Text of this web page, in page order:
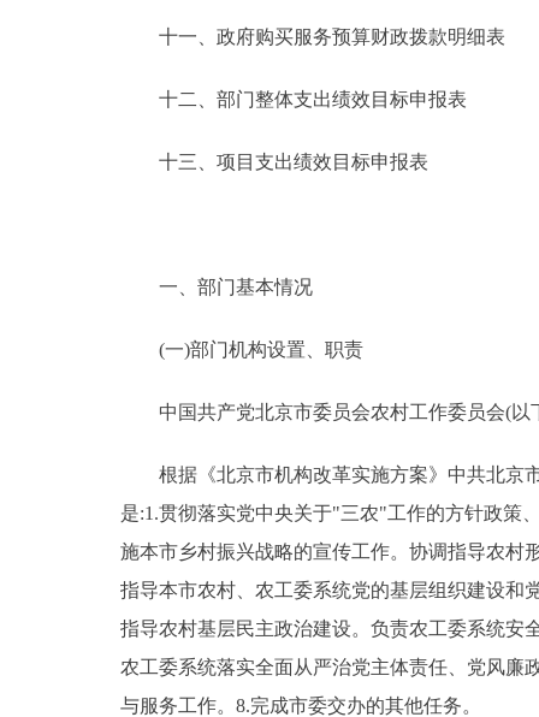
十一、政府购买服务预算财政拨款明细表
十二、部门整体支出绩效目标申报表
十三、项目支出绩效目标申报表
一、部门基本情况
(一)部门机构设置、职责
中国共产党北京市委员会农村工作委员会(以
根据《北京市机构改革实施方案》中共北京市
是:1.贯彻落实党中央关于"三农"工作的方针政策
施本市乡村振兴战略的宣传工作。协调指导农村
指导本市农村、农工委系统党的基层组织建设和
指导农村基层民主政治建设。负责农工委系统安
农工委系统落实全面从严治党主体责任、党风廉
与服务工作。8.完成市委交办的其他任务。